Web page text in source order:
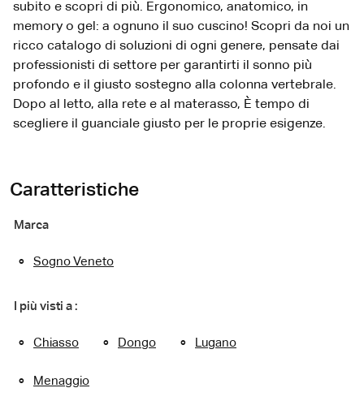
subito e scopri di più. Ergonomico, anatomico, in
memory o gel: a ognuno il suo cuscino! Scopri da noi un
ricco catalogo di soluzioni di ogni genere, pensate dai
professionisti di settore per garantirti il sonno più
profondo e il giusto sostegno alla colonna vertebrale.
Dopo al letto, alla rete e al materasso, È tempo di
scegliere il guanciale giusto per le proprie esigenze.
Caratteristiche
Marca
Sogno Veneto
I più visti a :
Chiasso Dongo Lugano
Menaggio